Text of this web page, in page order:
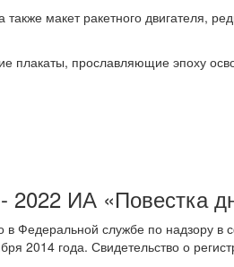
макет ракетного двигателя,
прославляющие эпоху
2022 ИА «Повестка
в Федеральной службе по надзору
2014 года. Свидетельство о